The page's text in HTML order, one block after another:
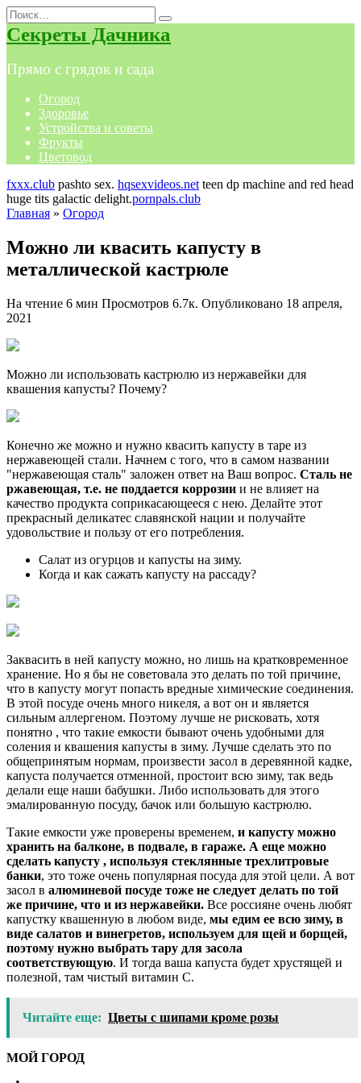
Перейти
к
содержанию
Search
for:
Секреты Дачника
Прямо с грядок и сада
Огород
Здоровье
Устройства и советы
Фрукты
Цветовод
fxxx.club pashto sex. hqsexvideos.net teen dp machine and red head
huge tits galactic delight.pornpals.club
Главная » Огород
Можно ли квасить капусту в
металлической кастрюле
На чтение 6 мин Просмотров 6.7к. Опубликовано 18 апреля,
2021
Можно ли использовать кастрюлю из нержавейки для
квашения капусты? Почему?
Конечно же можно и нужно квасить капусту в таре из
нержавеющей стали. Начнем с того, что в самом названии
"нержавеющая сталь" заложен ответ на Ваш вопрос. Сталь не
ржавеющая, т.е. не поддается коррозии и не влияет на
качество продукта соприкасающееся с нею. Делайте этот
прекрасный деликатес славянской нации и получайте
удовольствие и пользу от его потребления.
Салат из огурцов и капусты на зиму.
Когда и как сажать капусту на рассаду?
Заквасить в ней капусту можно, но лишь на кратковременное
хранение. Но я бы не советовала это делать по той причине,
что в капусту могут попасть вредные химические соединения.
В этой посуде очень много никеля, а вот он и является
сильным аллергеном. Поэтому лучше не рисковать, хотя
понятно , что такие емкости бывают очень удобными для
соления и квашения капусты в зиму. Лучше сделать это по
общепринятым нормам, произвести засол в деревянной кадке,
капуста получается отменной, простоит всю зиму, так ведь
делали еще наши бабушки. Либо использовать для этого
эмалированную посуду, бачок или большую кастрюлю.
Такие емкости уже проверены временем, и капусту можно
хранить на балконе, в подвале, в гараже. А еще можно
сделать капусту , используя стеклянные трехлитровые
банки, это тоже очень популярная посуда для этой цели. А вот
засол в алюминевой посуде тоже не следует делать по той
же причине, что и из нержавейки. Все россияне очень любят
капустку квашенную в любом виде, мы едим ее всю зиму, в
виде салатов и винегретов, используем для щей и борщей,
поэтому нужно выбрать тару для засола
соответствующую. И тогда ваша капуста будет хрустящей и
полезной, там чистый витамин С.
Читайте еще: Цветы с шипами кроме розы
МОЙ ГОРОД